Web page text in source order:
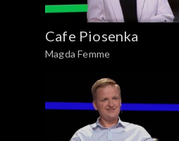
Cafe Piosenka
Magda Femme